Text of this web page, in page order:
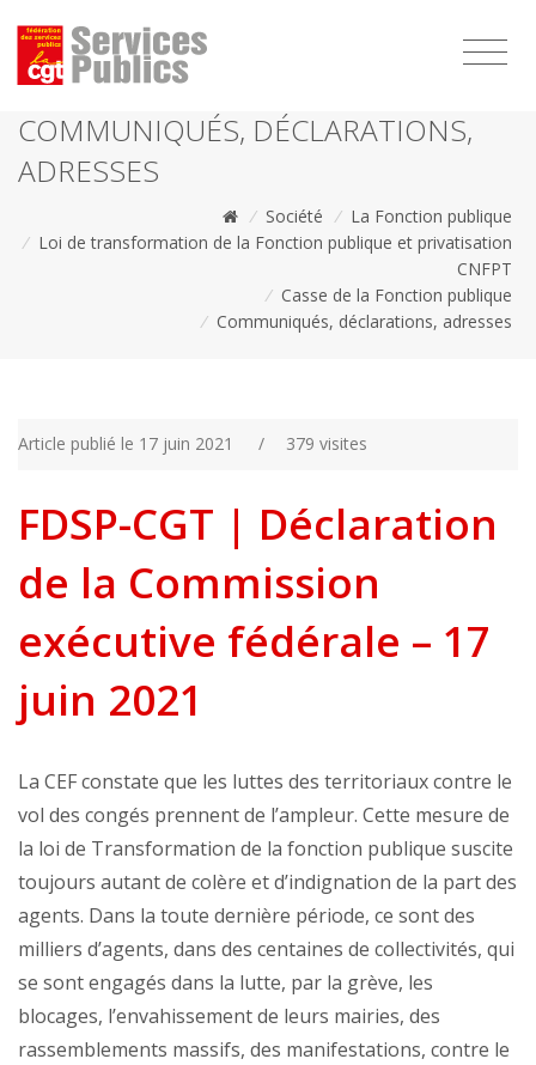
COMMUNIQUÉS, DÉCLARATIONS,
ADRESSES
/ Société / La Fonction publique
/ Loi de transformation de la Fonction publique et privatisation
CNFPT
/ Casse de la Fonction publique
/ Communiqués, déclarations, adresses
Article publié le 17 juin 2021 / 379 visites
FDSP-CGT | Déclaration
de la Commission
exécutive fédérale – 17
juin 2021
La CEF constate que les luttes des territoriaux contre le
vol des congés prennent de l’ampleur. Cette mesure de
la loi de Transformation de la fonction publique suscite
toujours autant de colère et d’indignation de la part des
agents. Dans la toute dernière période, ce sont des
milliers d’agents, dans des centaines de collectivités, qui
se sont engagés dans la lutte, par la grève, les
blocages, l’envahissement de leurs mairies, des
rassemblements massifs, des manifestations, contre le